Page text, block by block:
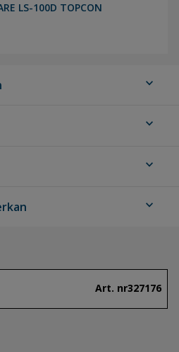
LS-100D TOPCON
expand_more
expand_more
expand_more
expand_more
Art. nr327176